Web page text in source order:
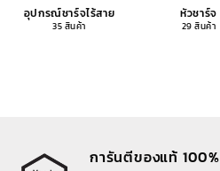
อุปกรณ์ชาร์จไร้สาย
35 สินค้า
หัวชาร์จ
29 สินค้า
การันตีของแท้ 100%